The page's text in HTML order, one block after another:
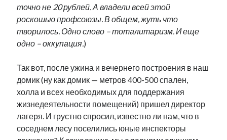
точно не 20 рублей. А владели всей этой
роскошью профсоюзы. В общем, жуть что
творилось. Одно слово – тоталитаризм. И еще
одно – оккупация.)
Так вот, после ужина и вечернего построения в наш
домик (ну как домик — метров 400-500 спален,
холла и всех необходимых для поддержания
жизнедеятельности помещений) пришел директор
лагеря. И грустно спросил, известно ли нам, что в
соседнем лесу поселились юные инспекторы